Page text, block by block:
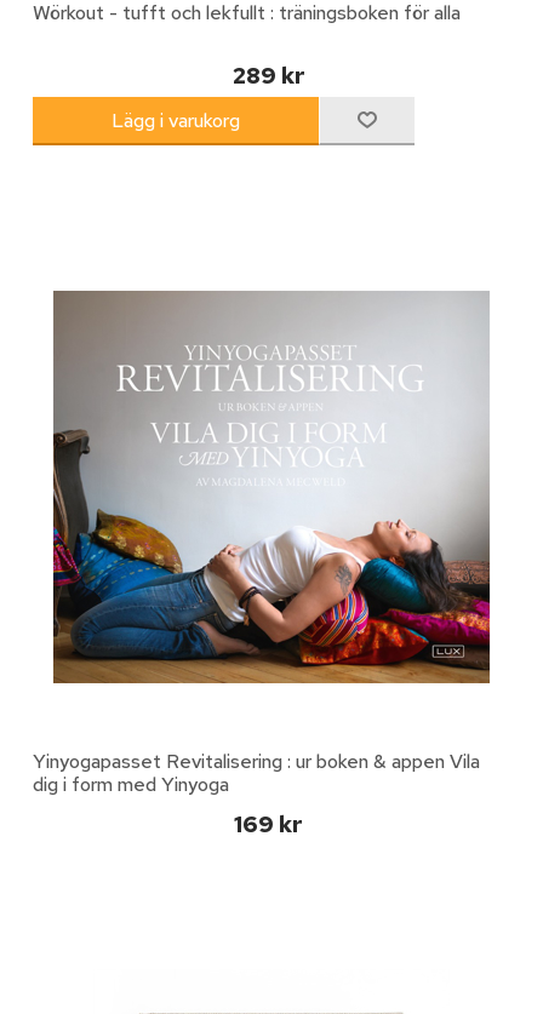
Wörkout - tufft och lekfullt : träningsboken för alla
289 kr
Yinyogapasset Revitalisering : ur boken & appen Vila
dig i form med Yinyoga
169 kr